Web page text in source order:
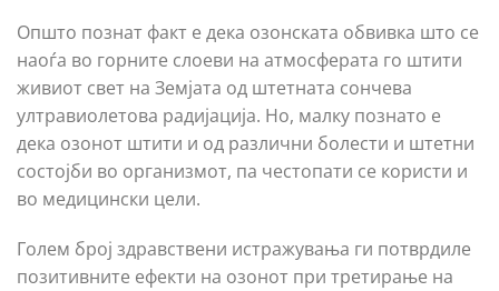
Општо познат факт е дека озонската обвивка што се
наоѓа во горните слоеви на атмосферата го штити
живиот свет на Земјата од штетната сончева
ултравиолетова радијација. Но, малку познато е
дека озонот штити и од различни болести и штетни
состојби во организмот, па честопати се користи и
во медицински цели.
Голем број здравствени истражувања ги потврдиле
позитивните ефекти на озонот при третирање на